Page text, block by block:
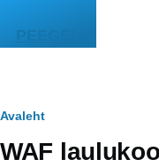
PEEGEL
Leivapuru
Avaleht
WAF